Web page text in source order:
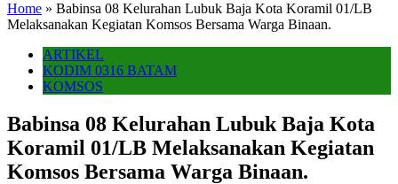
Home » Babinsa 08 Kelurahan Lubuk Baja Kota Koramil 01/LB
Melaksanakan Kegiatan Komsos Bersama Warga Binaan.
ARTIKEL
KODIM 0316 BATAM
KOMSOS
Babinsa 08 Kelurahan Lubuk Baja Kota
Koramil 01/LB Melaksanakan Kegiatan
Komsos Bersama Warga Binaan.